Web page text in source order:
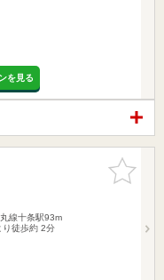
を見る
お気に入
りに追加
線十条駅93m
り徒歩約 2分